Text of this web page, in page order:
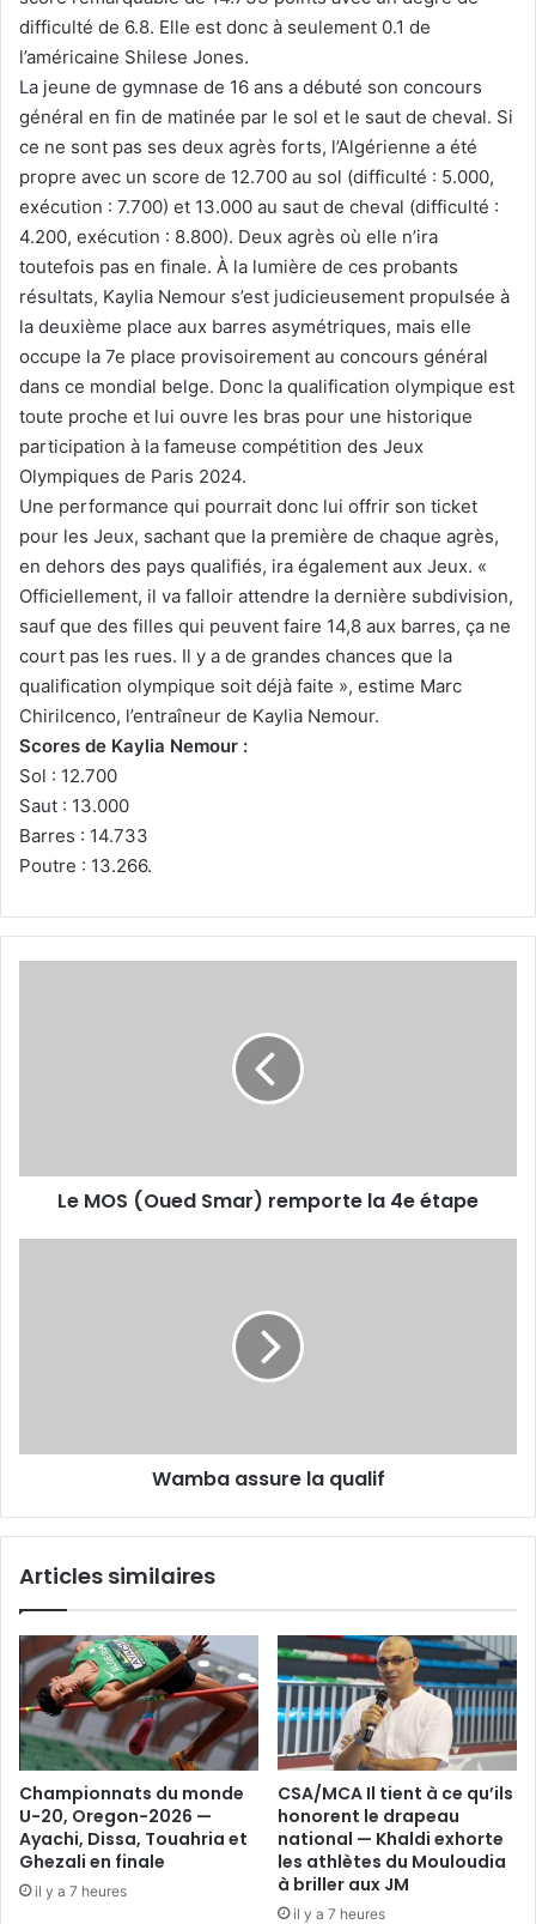
difficulté de 6.8. Elle est donc à seulement 0.1 de
l’américaine Shilese Jones.
La jeune de gymnase de 16 ans a débuté son concours
général en fin de matinée par le sol et le saut de cheval. Si
ce ne sont pas ses deux agrès forts, l’Algérienne a été
propre avec un score de 12.700 au sol (difficulté : 5.000,
exécution : 7.700) et 13.000 au saut de cheval (difficulté :
4.200, exécution : 8.800). Deux agrès où elle n’ira
toutefois pas en finale. À la lumière de ces probants
résultats, Kaylia Nemour s’est judicieusement propulsée à
la deuxième place aux barres asymétriques, mais elle
occupe la 7e place provisoirement au concours général
dans ce mondial belge. Donc la qualification olympique est
toute proche et lui ouvre les bras pour une historique
participation à la fameuse compétition des Jeux
Olympiques de Paris 2024.
Une performance qui pourrait donc lui offrir son ticket
pour les Jeux, sachant que la première de chaque agrès,
en dehors des pays qualifiés, ira également aux Jeux. «
Officiellement, il va falloir attendre la dernière subdivision,
sauf que des filles qui peuvent faire 14,8 aux barres, ça ne
court pas les rues. Il y a de grandes chances que la
qualification olympique soit déjà faite », estime Marc
Chirilcenco, l’entraîneur de Kaylia Nemour.
Scores de Kaylia Nemour :
Sol : 12.700
Saut : 13.000
Barres : 14.733
Poutre : 13.266.
Le MOS (Oued Smar) remporte la 4e étape
Wamba assure la qualif
Articles similaires
Championnats du monde
U-20, Oregon-2026 —
Ayachi, Dissa, Touahria et
Ghezali en finale
il y a 7 heures
CSA/MCA Il tient à ce qu’ils
honorent le drapeau
national — Khaldi exhorte
les athlètes du Mouloudia
à briller aux JM
il y a 7 heures